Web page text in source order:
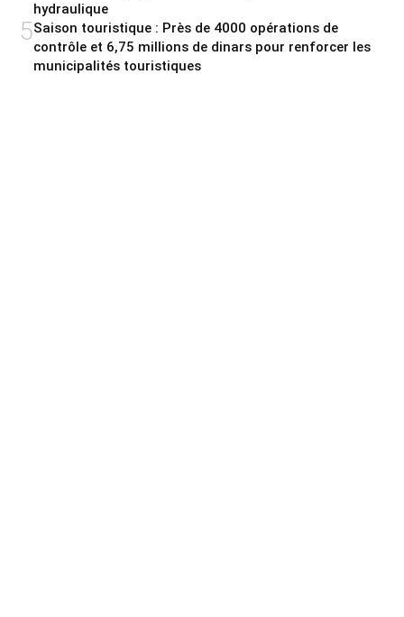
hydraulique
5Saison touristique : Près de 4000 opérations de
contrôle et 6,75 millions de dinars pour renforcer les
municipalités touristiques